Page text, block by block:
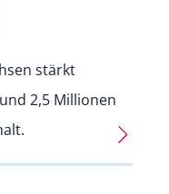
stärkt
2,5 Millionen